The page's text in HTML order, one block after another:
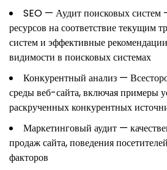
SEO — Аудит поисковых систем
ресурсов на соответствие текущим
систем и эффективные
видимости в поисковых системах
Конкурентный анализ —
среды веб-сайта, включая примеры
раскрученных конкурентных
Маркетинговый аудит —
продаж сайта, поведения
факторов